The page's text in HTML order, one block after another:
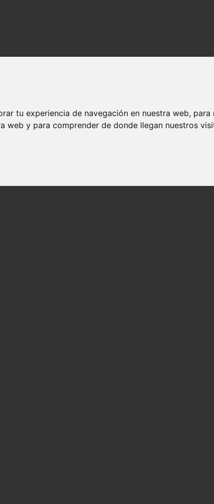
tu experiencia de navegación en nuestra web,
web y para comprender de donde llegan nuestros